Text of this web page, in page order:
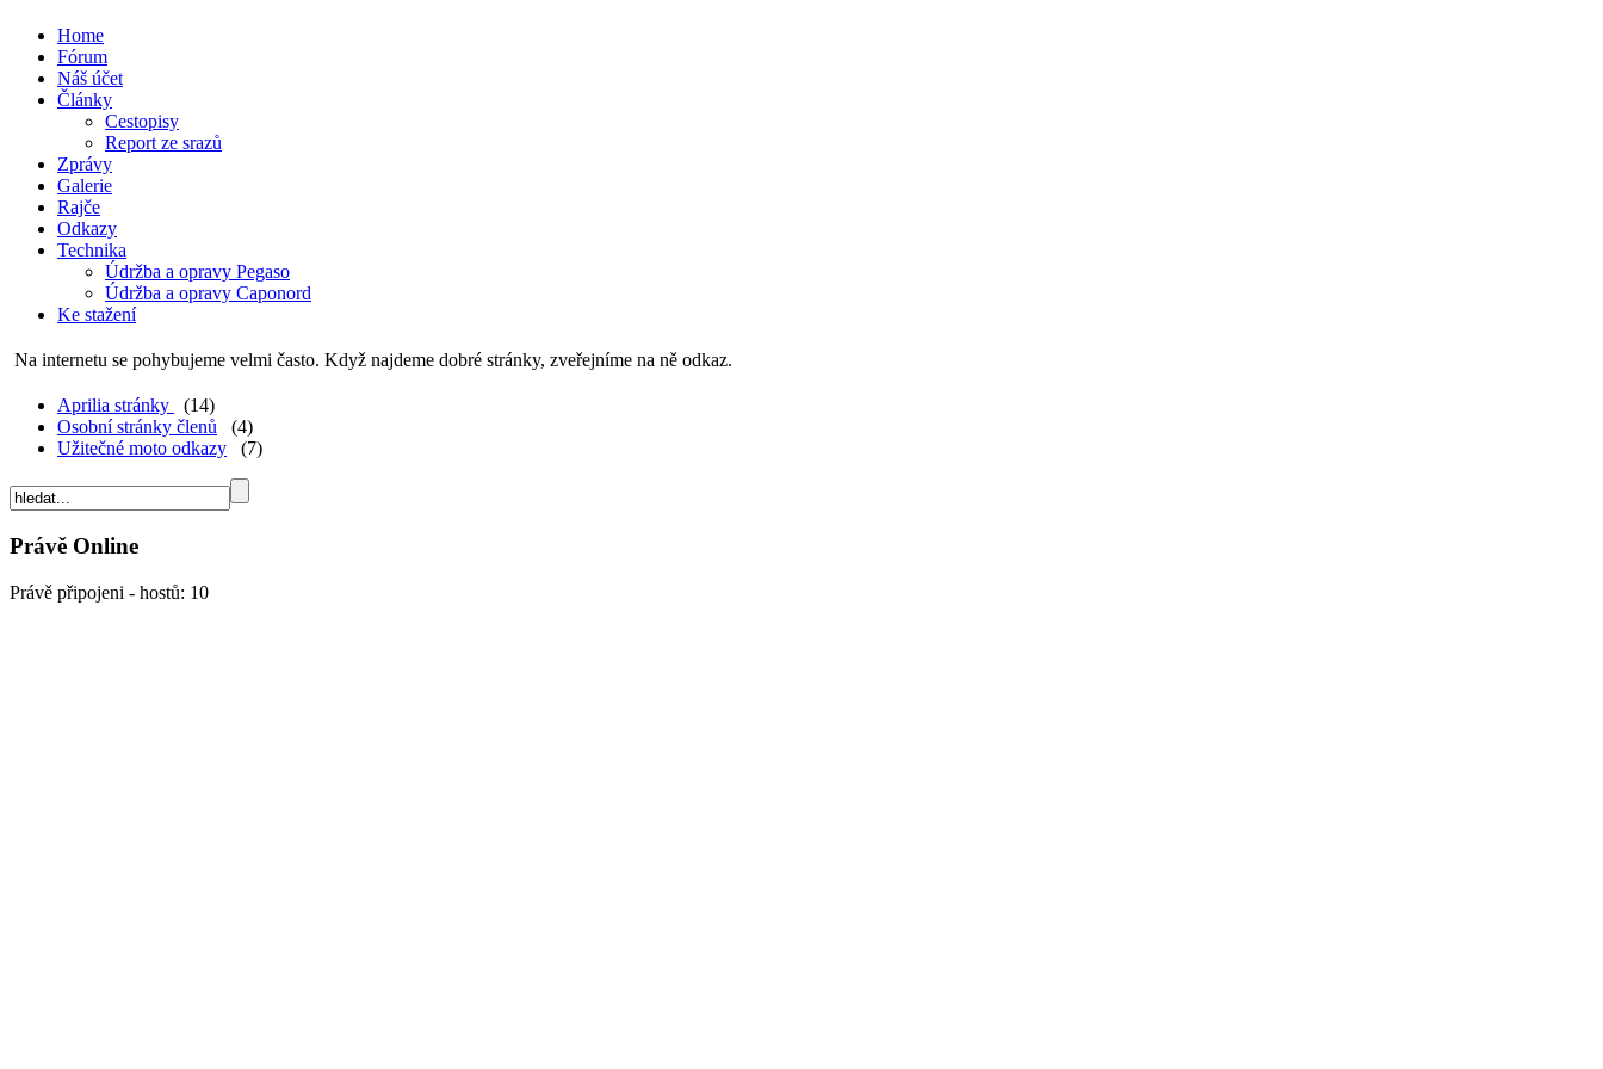
Home
Fórum
Náš účet
Články
Cestopisy
Report ze srazů
Zprávy
Galerie
Rajče
Odkazy
Technika
Údržba a opravy Pegaso
Údržba a opravy Caponord
Ke stažení
Na internetu se pohybujeme velmi často. Když najdeme dobré stránky, zveřejníme na ně odkaz.
Aprilia stránky
(14)
Osobní stránky členů
(4)
Užitečné moto odkazy
(7)
Právě Online
Právě připojeni - hostů: 10